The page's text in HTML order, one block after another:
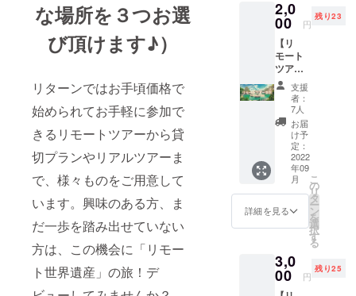
な場所を３つお選
び頂けます♪）
リターンではお手頃価格で
始められてお手軽に参加で
きるリモートツアーから貸
切プランやリアルツアーま
で、様々ものをご用意して
います。興味のある方、ま
だ一歩を踏み出せていない
方は、この機会に「リモー
ト世界遺産」の旅！デ
ン！ ・
心から
の感謝
の気持
ちを込
めた
メール
付き！
・有効
期間：
２０２
２年９
月～２
０２３
年８月
末日 ～
「リ
旅！詳
細～ ・
６０分
2,0
00 円
残り23
【リ
モート
ツアー
参加
券】 ・
９０分
の「リ
モート
世界遺
産」の
旅！に
３回参
加でき
るお得
プラ
ン！ ・
の感謝
の気持
ちを込
支援
者：
7人
お届
け予
定：
2022
年09
月
詳細を見る
こ
の
リ
タ
ー
ン
を
選
択
す
る
3,0
00 円
残り25